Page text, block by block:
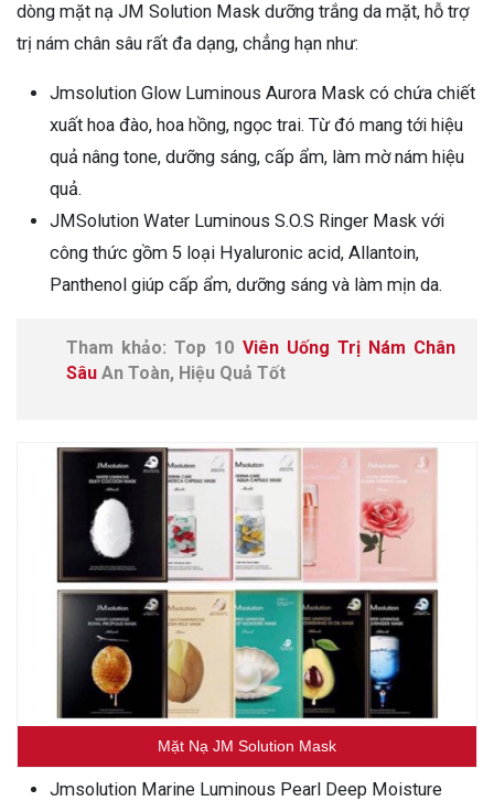
dòng mặt nạ JM Solution Mask dưỡng trắng da mặt, hỗ trợ
trị nám chân sâu rất đa dạng, chẳng hạn như:
Jmsolution Glow Luminous Aurora Mask có chứa chiết
xuất hoa đào, hoa hồng, ngọc trai. Từ đó mang tới hiệu
quả nâng tone, dưỡng sáng, cấp ẩm, làm mờ nám hiệu
quả.
JMSolution Water Luminous S.O.S Ringer Mask với
công thức gồm 5 loại Hyaluronic acid, Allantoin,
Panthenol giúp cấp ẩm, dưỡng sáng và làm mịn da.
Tham khảo: Top 10 Viên Uống Trị Nám Chân
Sâu An Toàn, Hiệu Quả Tốt
Mặt Nạ JM Solution Mask
Jmsolution Marine Luminous Pearl Deep Moisture